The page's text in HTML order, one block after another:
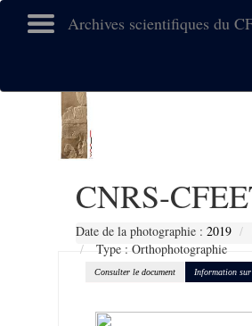
Archives scientifiques du
CNRS-
Date de la photographie : 2019
Type : Orthophotographie
Consulter le document Information sur